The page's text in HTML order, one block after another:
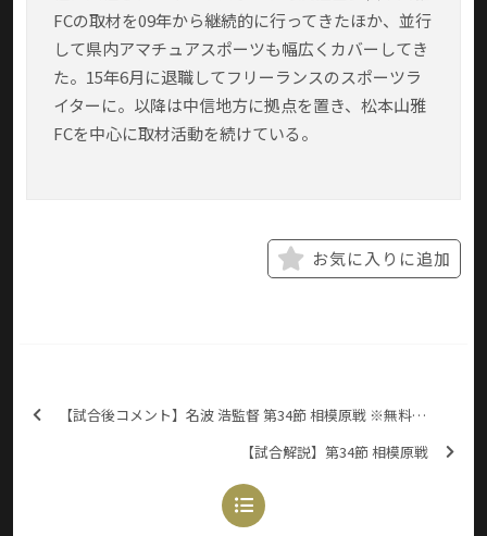
FCの取材を09年から継続的に行ってきたほか、並行
して県内アマチュアスポーツも幅広くカバーしてき
た。15年6月に退職してフリーランスのスポーツラ
イターに。以降は中信地方に拠点を置き、松本山雅
FCを中心に取材活動を続けている。
お気に入りに追加
【試合後コメント】名波 浩監督 第34節 相模原戦 ※無料配信
【試合解説】第34節 相模原戦